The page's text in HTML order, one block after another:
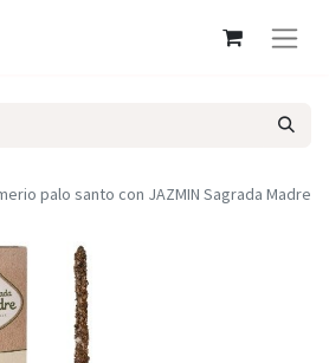
palo santo con JAZMIN Sagrada Madre